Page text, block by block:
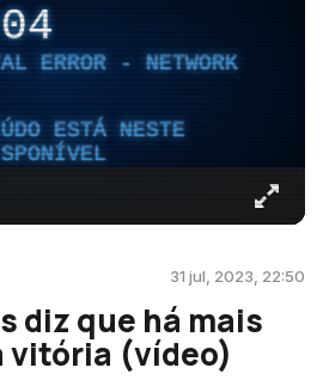
ERROR - NETWORK
ESTÁ NESTE
31 jul, 2023, 22:50
diz que há mais
vitória (vídeo)